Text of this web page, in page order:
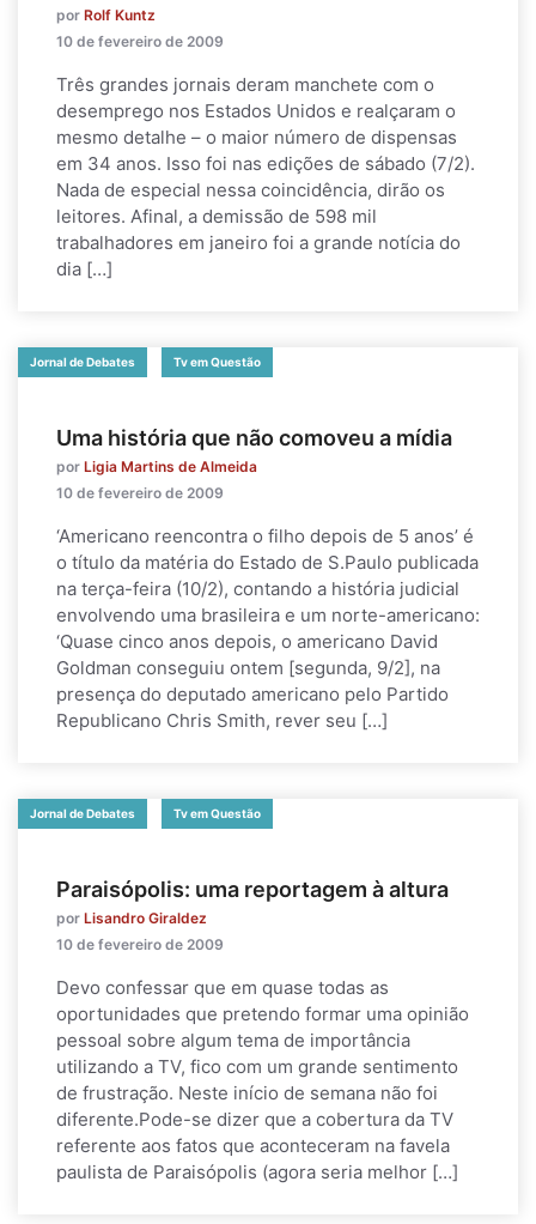
por Rolf Kuntz
10 de fevereiro de 2009
Três grandes jornais deram manchete com o
desemprego nos Estados Unidos e realçaram o
mesmo detalhe – o maior número de dispensas
em 34 anos. Isso foi nas edições de sábado (7/2).
Nada de especial nessa coincidência, dirão os
leitores. Afinal, a demissão de 598 mil
trabalhadores em janeiro foi a grande notícia do
dia […]
Jornal de Debates Tv em Questão
Uma história que não comoveu a mídia
por Ligia Martins de Almeida
10 de fevereiro de 2009
‘Americano reencontra o filho depois de 5 anos’ é
o título da matéria do Estado de S.Paulo publicada
na terça-feira (10/2), contando a história judicial
envolvendo uma brasileira e um norte-americano:
‘Quase cinco anos depois, o americano David
Goldman conseguiu ontem [segunda, 9/2], na
presença do deputado americano pelo Partido
Republicano Chris Smith, rever seu […]
Jornal de Debates Tv em Questão
Paraisópolis: uma reportagem à altura
por Lisandro Giraldez
10 de fevereiro de 2009
Devo confessar que em quase todas as
oportunidades que pretendo formar uma opinião
pessoal sobre algum tema de importância
utilizando a TV, fico com um grande sentimento
de frustração. Neste início de semana não foi
diferente.Pode-se dizer que a cobertura da TV
referente aos fatos que aconteceram na favela
paulista de Paraisópolis (agora seria melhor […]